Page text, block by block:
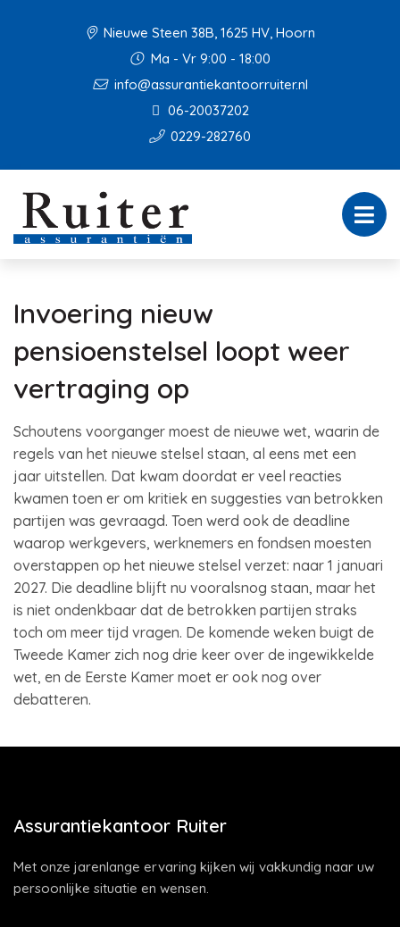
Nieuwe Steen 38B, 1625 HV, Hoorn
Ma - Vr 9:00 - 18:00
info@assurantiekantoorruiter.nl
06-20037202
0229-282760
Invoering nieuw
pensioenstelsel loopt weer
vertraging op
Schoutens voorganger moest de nieuwe wet, waarin de
regels van het nieuwe stelsel staan, al eens met een
jaar uitstellen. Dat kwam doordat er veel reacties
kwamen toen er om kritiek en suggesties van betrokken
partijen was gevraagd. Toen werd ook de deadline
waarop werkgevers, werknemers en fondsen moesten
overstappen op het nieuwe stelsel verzet: naar 1 januari
2027. Die deadline blijft nu vooralsnog staan, maar het
is niet ondenkbaar dat de betrokken partijen straks
toch om meer tijd vragen. De komende weken buigt de
Tweede Kamer zich nog drie keer over de ingewikkelde
wet, en de Eerste Kamer moet er ook nog over
debatteren.
Assurantiekantoor Ruiter
Met onze jarenlange ervaring kijken wij vakkundig naar uw
persoonlijke situatie en wensen.